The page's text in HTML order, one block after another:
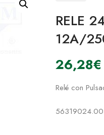
RELE
12A/
26,28€
Relé con